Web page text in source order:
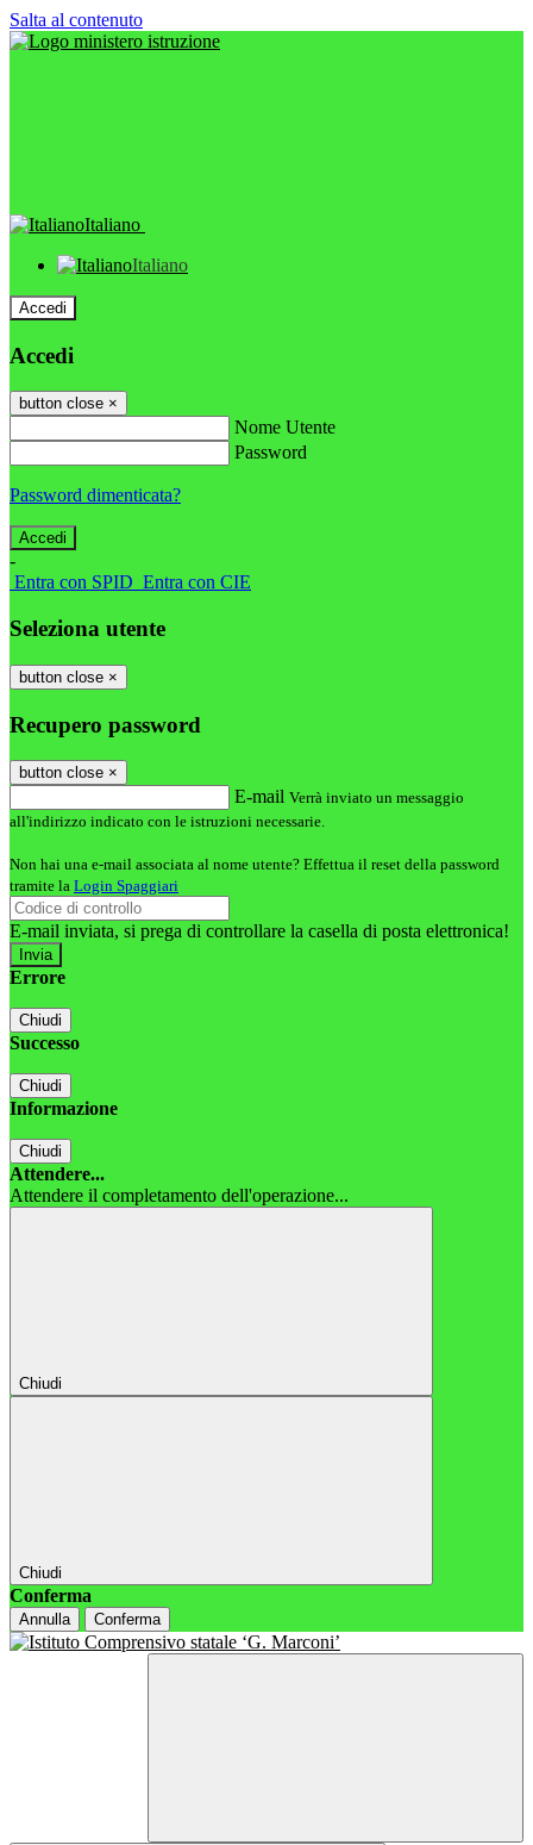
Salta al contenuto
Italiano
Italiano
Accedi
Accedi
button close ×
Nome Utente
Password
Password dimenticata?
-
Entra con SPID Entra con CIE
Seleziona utente
button close ×
Recupero password
button close ×
E-mail Verrà inviato un messaggio
all'indirizzo indicato con le istruzioni necessarie.
Non hai una e-mail associata al nome utente? Effettua il reset della password
tramite la Login Spaggiari
E-mail inviata, si prega di controllare la casella di posta elettronica!
Errore
Chiudi
Successo
Chiudi
Informazione
Chiudi
Attendere...
Attendere il completamento dell'operazione...
Chiudi
Chiudi
Conferma
Annulla Conferma